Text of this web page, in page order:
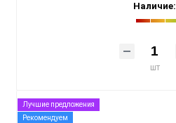
Наличие:
шт
Лучшие предложения
Рекомендуем